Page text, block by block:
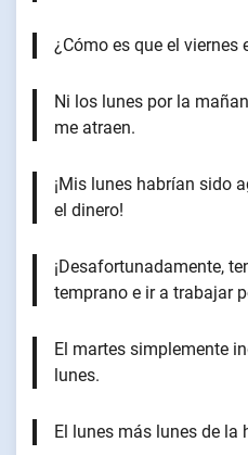
¿Cómo es que el viernes
Ni los lunes por la
me atraen.
¡Mis lunes habrían sido
el dinero!
¡Desafortunadamente,
temprano e ir a trabajar
El martes simplemente
lunes.
El lunes más lunes de la